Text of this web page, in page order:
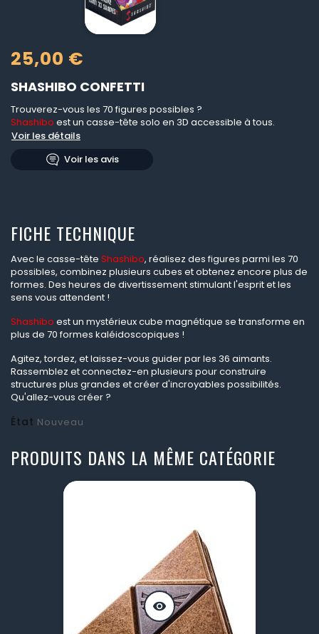
25,00 €
SHASHIBO CONFETTI
Trouverez-vous les 70 figures possibles ?
Shashibo est un casse-tête solo en 3D accessible à tous.
Voir les détails
Voir les avis
FICHE TECHNIQUE
Avec le casse-tête Shashibo, réalisez des figures parmi les 70
possibles, combinez plusieurs cubes et obtenez encore plus de
formes. Des heures de divertissement stimulant l'esprit et les
sens vous attendent !
Shashibo est un mystérieux cube magnétique se transforme en
plus de 70 formes kaléidoscopiques !
Agitez, tordez, et laissez-vous guider par les 36 aimants.
Rassemblez et connectez-en plusieurs pour construire
structures plus grandes et créer d'incroyables possibilités.
Qu'allez-vous créer ?
État Nouveau
PRODUITS DANS LA MÊME CATÉGORIE
visibility